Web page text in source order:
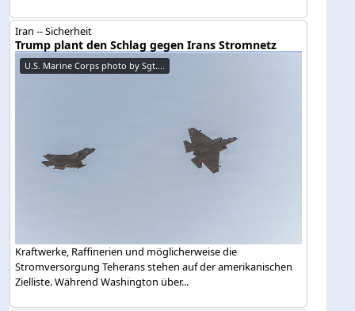
Iran -- Sicherheit
Trump plant den Schlag gegen Irans Stromnetz
U.S. Marine Corps photo by Sgt....
Kraftwerke, Raffinerien und möglicherweise die
Stromversorgung Teherans stehen auf der amerikanischen
Zielliste. Während Washington über...